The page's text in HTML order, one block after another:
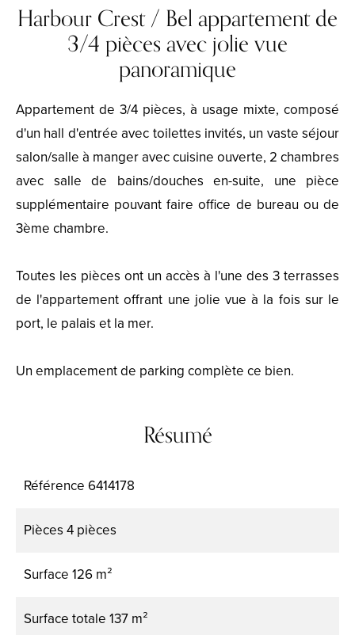
Harbour Crest / Bel appartement de
3/4 pièces avec jolie vue
panoramique
Appartement de 3/4 pièces, à usage mixte, composé
d'un hall d'entrée avec toilettes invités, un vaste séjour
salon/salle à manger avec cuisine ouverte, 2 chambres
avec salle de bains/douches en-suite, une pièce
supplémentaire pouvant faire office de bureau ou de
3ème chambre.
Toutes les pièces ont un accès à l'une des 3 terrasses
de l'appartement offrant une jolie vue à la fois sur le
port, le palais et la mer.
Un emplacement de parking complète ce bien.
Résumé
Référence 6414178
Pièces 4 pièces
Surface 126 m²
Surface totale 137 m²